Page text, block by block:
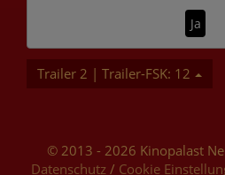
Ja
Trailer 2 | Trailer-FSK: 12
© 2013 - 2026 Kinopalast
Datenschutz/ Cookie